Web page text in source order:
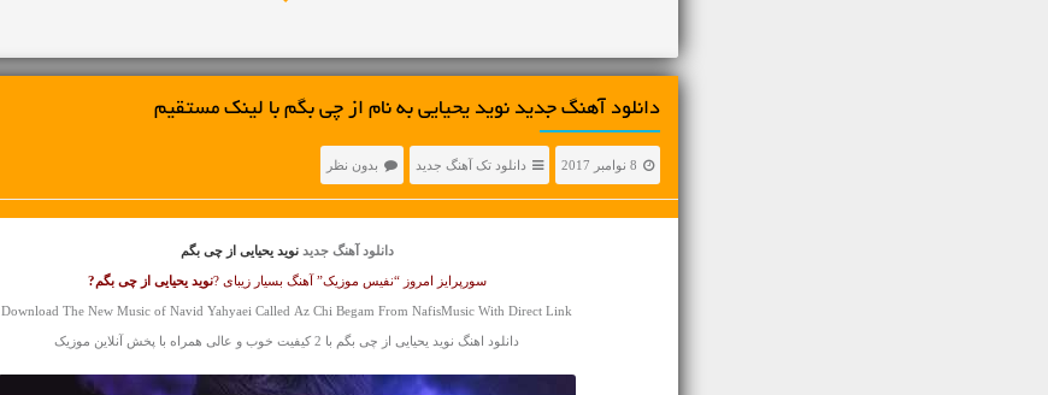
دانلود آهنگ جديد نوید یحیایی به نام از چی بگم با لینک مستقیم
8 نوامبر 2017 دانلود تک آهنگ جدید بدون نظر
دانلود آهنگ جدید نوید یحیایی از چی بگم
سورپرایز امروز “نفیس موزیک” آهنگ بسیار زیبای ?نوید یحیایی از چی بگم?
Download The New Music of Navid Yahyaei Called Az Chi Begam From NafisMusic With Direct Link
دانلود اهنگ نوید یحیایی از چی بگم با 2 کیفیت خوب و عالی همراه با پخش آنلاین موزیک